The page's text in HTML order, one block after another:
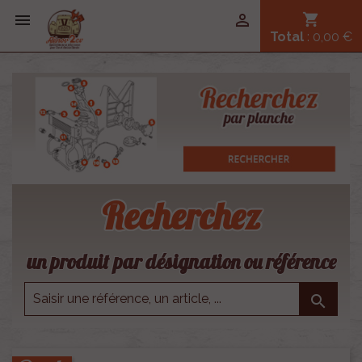
 shopping_cart
Total : 0,00 €

Recherchez
un produit par désignation ou référence
